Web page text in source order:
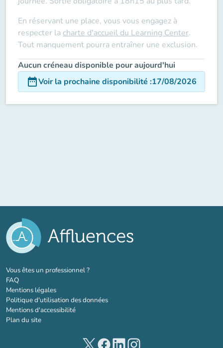
En réservant une place, vous vous engagez à
respecter la charte d'accueil du Learning Center.
Tout manquement pourra entraîner une exclusion.
Aucun créneau disponible pour aujourd'hui
date_rangeVoir la prochaine disponibilité :17/08/2026
Vous êtes un professionnel ?(nouvel onglet)
FAQ
Mentions légales
Politique d'utilisation des données
Mentions d'accessibilité
Plan du site
(nouvel onglet)
(nouvel onglet)
(nouvel onglet)